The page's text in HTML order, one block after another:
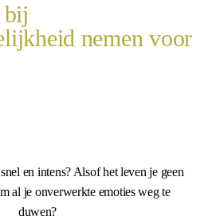
bij
nemen voor
en intens? Alsof het leven je geen
al je onverwerkte emoties weg te
duwen?